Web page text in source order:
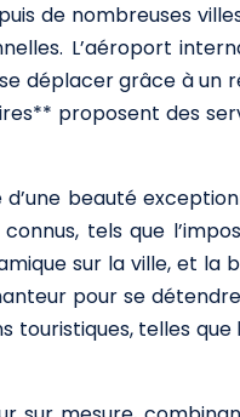
de nombreuses
L’aéroport
déplacer grâce à
proposent des
beauté
tels que
sur la ville, et la
pour se
telles que